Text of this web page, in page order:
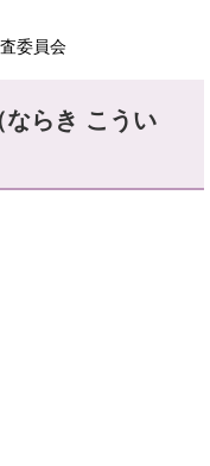
委員会
らき こうい